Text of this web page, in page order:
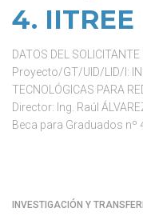
4. IITREE
DATOS DEL
Proyecto/GT/UID/LID/I:
TECNOLÓGICAS PARA
Director: Ing. Raúl
Beca para Graduados nº
INVESTIGACIÓN Y